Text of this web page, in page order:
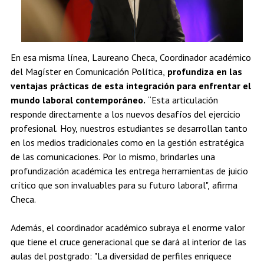
En esa misma línea, Laureano Checa, Coordinador académico
del Magíster en Comunicación Política, profundiza en las
ventajas prácticas de esta integración para enfrentar el
mundo laboral contemporáneo. “Esta articulación
responde directamente a los nuevos desafíos del ejercicio
profesional. Hoy, nuestros estudiantes se desarrollan tanto
en los medios tradicionales como en la gestión estratégica
de las comunicaciones. Por lo mismo, brindarles una
profundización académica les entrega herramientas de juicio
crítico que son invaluables para su futuro laboral", afirma
Checa.
Además, el coordinador académico subraya el enorme valor
que tiene el cruce generacional que se dará al interior de las
aulas del postgrado: "La diversidad de perfiles enriquece